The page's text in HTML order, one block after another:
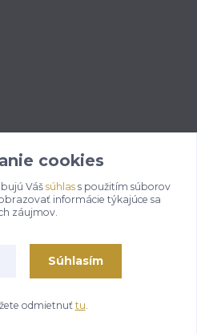
Eshop-rychlo.sk
cookies
Váš súhlass použitím súborov
informácie týkajúce sa
záujmov.
Súhlasím
odmietnuť tu